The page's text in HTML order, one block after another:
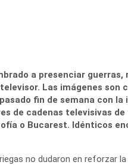
a presenciar guerras,
Las imágenes son
fin de semana con
de cadenas televisivas de
o Bucarest. Idénticos
no dudaron en reforzar